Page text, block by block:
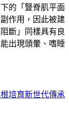
的「豎脊肌平面
作用，因此被建
斷」同樣具有良
出現頭暈、嗜睡
培育新世代傳承